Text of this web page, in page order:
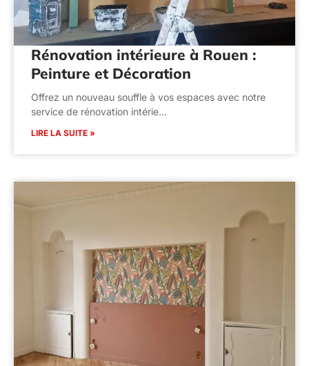
Rénovation intérieure à Rouen :
Peinture et Décoration
Offrez un nouveau souffle à vos espaces avec notre
service de rénovation intérie…
LIRE LA SUITE »